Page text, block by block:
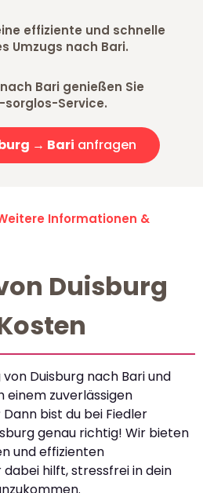
effiziente und schnelle
Umzugs nach Bari.
Bari genießen Sie
sorglos-Service.
→ Bari anfragen
Informationen &
Duisburg
Duisburg nach Bari und
einem zuverlässigen
bist du bei Fiedler
genau richtig! Wir bieten
und effizienten
dabei hilft, stressfrei in dein